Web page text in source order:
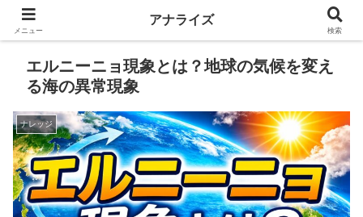
エルニーニョ現象とは？地球の気候を変え
る海の異常現象
ナレッジ
メニュー
アナライズ
検索